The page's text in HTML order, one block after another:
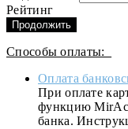
Рейтинг
Продолжить
Способы оплаты:
Оплата
При оплате
функцию
банка.